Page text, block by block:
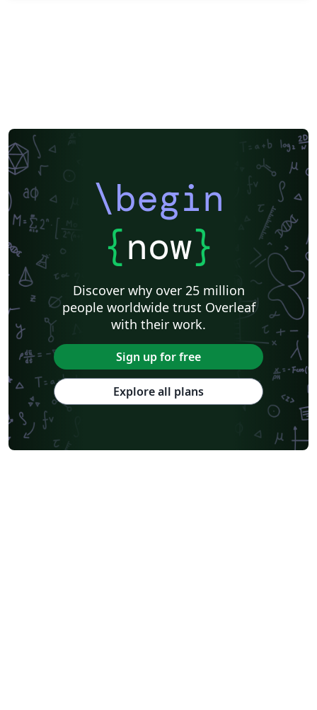
\begin
{now}
Discover why over 25 million
people worldwide trust Overleaf
with their work.
Sign up for free
Explore all plans